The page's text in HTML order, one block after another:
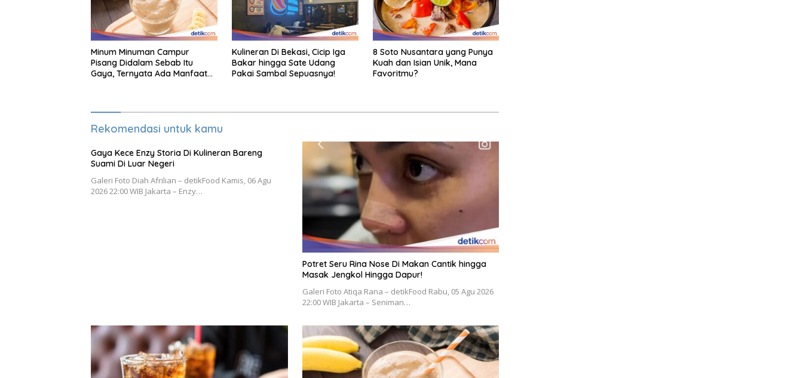
Minum Minuman Campur
Pisang Didalam Sebab Itu
Gaya, Ternyata Ada Manfaat
Kulineran Di Bekasi, Cicip Iga
Bakar hingga Sate Udang
Pakai Sambal Sepuasnya!
8 Soto Nusantara yang Punya
Kuah dan Isian Unik, Mana
Favoritmu?
Rekomendasi untuk kamu
Gaya Kece Enzy Storia Di Kulineran Bareng
Suami Di Luar Negeri
Galeri Foto Diah Afrilian – detikFood Kamis, 06 Agu
2026 22:00 WIB Jakarta – Enzy…
Potret Seru Rina Nose Di Makan Cantik hingga
Masak Jengkol Hingga Dapur!
Galeri Foto Atiqa Rana – detikFood Rabu, 05 Agu 2026
22:00 WIB Jakarta – Seniman…